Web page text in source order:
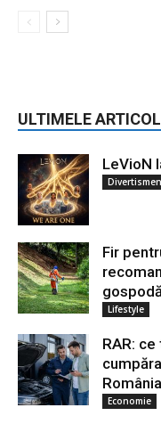
ULTIMELE
LeVioN
Fir
Lifestyle
RAR:
România
Economie